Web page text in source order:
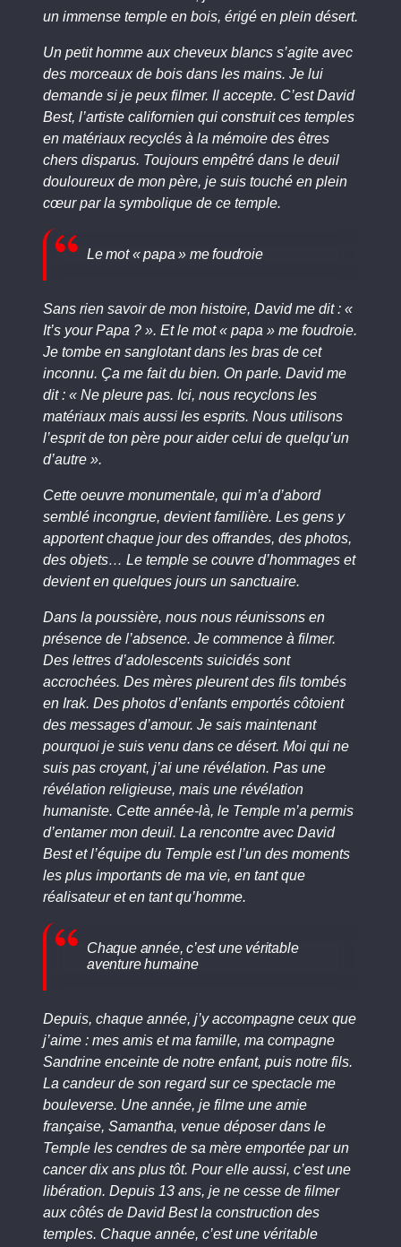
un immense temple en bois, érigé en plein désert.
Un petit homme aux cheveux blancs s’agite avec
des morceaux de bois dans les mains. Je lui
demande si je peux filmer. Il accepte. C’est David
Best, l’artiste californien qui construit ces temples
en matériaux recyclés à la mémoire des êtres
chers disparus. Toujours empêtré dans le deuil
douloureux de mon père, je suis touché en plein
cœur par la symbolique de ce temple.
Le mot « papa » me foudroie
Sans rien savoir de mon histoire, David me dit : «
It’s your Papa ? ». Et le mot « papa » me foudroie.
Je tombe en sanglotant dans les bras de cet
inconnu. Ça me fait du bien. On parle. David me
dit : « Ne pleure pas. Ici, nous recyclons les
matériaux mais aussi les esprits. Nous utilisons
l’esprit de ton père pour aider celui de quelqu’un
d’autre ».
Cette oeuvre monumentale, qui m’a d’abord
semblé incongrue, devient familière. Les gens y
apportent chaque jour des offrandes, des photos,
des objets… Le temple se couvre d’hommages et
devient en quelques jours un sanctuaire.
Dans la poussière, nous nous réunissons en
présence de l’absence. Je commence à filmer.
Des lettres d’adolescents suicidés sont
accrochées. Des mères pleurent des fils tombés
en Irak. Des photos d’enfants emportés côtoient
des messages d’amour. Je sais maintenant
pourquoi je suis venu dans ce désert. Moi qui ne
suis pas croyant, j’ai une révélation. Pas une
révélation religieuse, mais une révélation
humaniste. Cette année-là, le Temple m’a permis
d’entamer mon deuil. La rencontre avec David
Best et l’équipe du Temple est l’un des moments
les plus importants de ma vie, en tant que
réalisateur et en tant qu’homme.
Chaque année, c’est une véritable
aventure humaine
Depuis, chaque année, j’y accompagne ceux que
j’aime : mes amis et ma famille, ma compagne
Sandrine enceinte de notre enfant, puis notre fils.
La candeur de son regard sur ce spectacle me
bouleverse. Une année, je filme une amie
française, Samantha, venue déposer dans le
Temple les cendres de sa mère emportée par un
cancer dix ans plus tôt. Pour elle aussi, c’est une
libération. Depuis 13 ans, je ne cesse de filmer
aux côtés de David Best la construction des
temples. Chaque année, c’est une véritable